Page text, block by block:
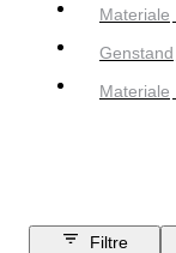
Materiale
Genstand
Materiale
Filtre